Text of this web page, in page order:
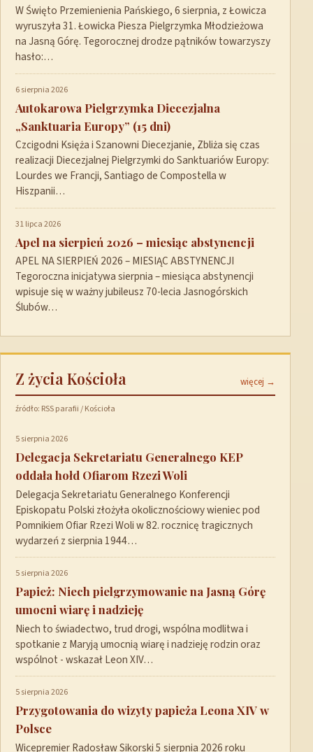
W Święto Przemienienia Pańskiego, 6 sierpnia, z Łowicza
wyruszyła 31. Łowicka Piesza Pielgrzymka Młodzieżowa
na Jasną Górę. Tegorocznej drodze pątników towarzyszy
hasło:…
6 sierpnia 2026
Autokarowa Pielgrzymka Diecezjalna
„Sanktuaria Europy” (15 dni)
Czcigodni Księża i Szanowni Diecezjanie, Zbliża się czas
realizacji Diecezjalnej Pielgrzymki do Sanktuariów Europy:
Lourdes we Francji, Santiago de Compostella w
Hiszpanii…
31 lipca 2026
Apel na sierpień 2026 – miesiąc abstynencji
APEL NA SIERPIEŃ 2026 – MIESIĄC ABSTYNENCJI
Tegoroczna inicjatywa sierpnia – miesiąca abstynencji
wpisuje się w ważny jubileusz 70-lecia Jasnogórskich
Ślubów…
Z życia Kościoła więcej →
źródło: RSS parafii / Kościoła
5 sierpnia 2026
Delegacja Sekretariatu Generalnego KEP
oddała hołd Ofiarom Rzezi Woli
Delegacja Sekretariatu Generalnego Konferencji
Episkopatu Polski złożyła okolicznościowy wieniec pod
Pomnikiem Ofiar Rzezi Woli w 82. rocznicę tragicznych
wydarzeń z sierpnia 1944…
5 sierpnia 2026
Papież: Niech pielgrzymowanie na Jasną Górę
umocni wiarę i nadzieję
Niech to świadectwo, trud drogi, wspólna modlitwa i
spotkanie z Maryją umocnią wiarę i nadzieję rodzin oraz
wspólnot - wskazał Leon XIV…
5 sierpnia 2026
Przygotowania do wizyty papieża Leona XIV w
Polsce
Wicepremier Radosław Sikorski 5 sierpnia 2026 roku